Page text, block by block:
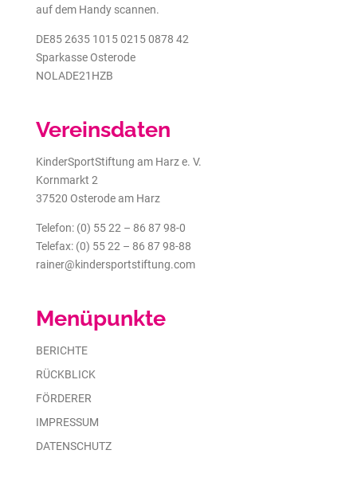
auf dem Handy scannen.
DE85 2635 1015 0215 0878 42
Sparkasse Osterode
NOLADE21HZB
Vereinsdaten
KinderSportStiftung am Harz e. V.
Kornmarkt 2
37520 Osterode am Harz
Telefon: (0) 55 22 – 86 87 98-0
Telefax: (0) 55 22 – 86 87 98-88
rainer@kindersportstiftung.com
Menüpunkte
BERICHTE
RÜCKBLICK
FÖRDERER
IMPRESSUM
DATENSCHUTZ